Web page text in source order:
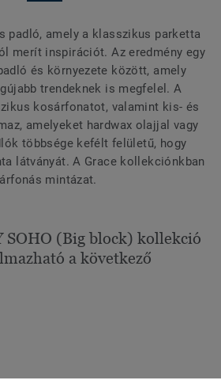
padló, amely a klasszikus parketta
merít inspirációt. Az eredmény egy
és környezete között, amely
trendeknek is megfelel. A
kosárfonatot, valamint kis- és
amelyeket hardwax olajjal vagy
többsége kefélt felületű, hogy
látványát. A Grace kollekciónkban
mintázat.
SOHO (Big block) kollekció
a következő